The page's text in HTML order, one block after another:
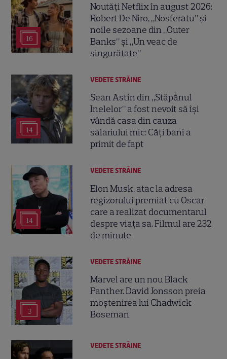
16
Noutăți Netflix în august 2026:
Robert De Niro, „Nosferatu” și
noile sezoane din „Outer
Banks” și „Un veac de
singurătate”
14
VEDETE STRĂINE
Sean Astin din „Stăpânul
Inelelor” a fost nevoit să își
vândă casa din cauza
salariului mic: Câți bani a
primit de fapt
14
VEDETE STRĂINE
Elon Musk, atac la adresa
regizorului premiat cu Oscar
care a realizat documentarul
despre viața sa. Filmul are 232
de minute
3
VEDETE STRĂINE
Marvel are un nou Black
Panther. David Jonsson preia
moștenirea lui Chadwick
Boseman
VEDETE STRĂINE